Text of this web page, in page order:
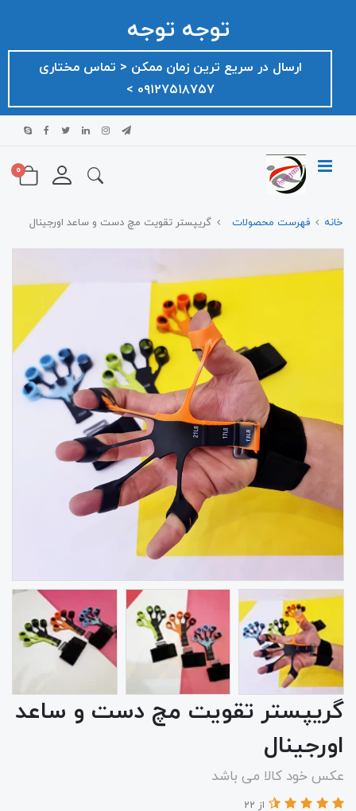
توجه توجه
ارسال در سریع ترین زمان ممکن ‌< تماس مختاری
۰۹۱۲۷۵۱۸۷۵۷ >
0
خانه فهرست محصولات گریپستر تقویت مچ دست و ساعد اورجینال
گریپستر تقویت مچ دست و ساعد
اورجینال
عکس خود کالا می باشد
از 22